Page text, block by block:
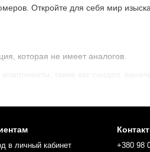
Откройте для себя мир
которая не имеет аналогов.
такие как сандал,
и амбры.
в личный кабинет
+380 98